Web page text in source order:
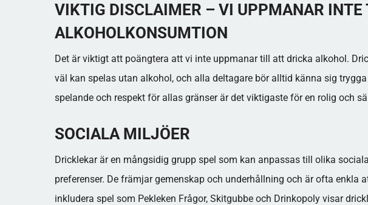
VIKTIG DISCLAIMER – VI UPPMANAR INTE
ALKOHOLKONSUMTION
Det är viktigt att poängtera att vi inte uppmanar till att dricka alkohol.
väl kan spelas utan alkohol, och alla deltagare bör alltid känna sig
spelande och respekt för allas gränser är det viktigaste för en rolig och
SOCIALA MILJÖER
Dricklekar är en mångsidig grupp spel som kan anpassas till olika
preferenser. De främjar gemenskap och underhållning och är ofta enkla
inkludera spel som Pekleken Frågor, Skitgubbe och Drinkopoly visar